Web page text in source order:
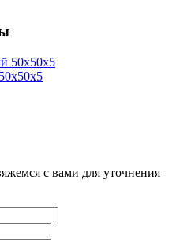
с вами для уточнения